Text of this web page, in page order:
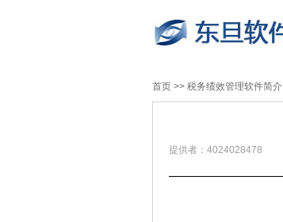
首页 >> 税务绩效管理软件简介
提供者：4024028478